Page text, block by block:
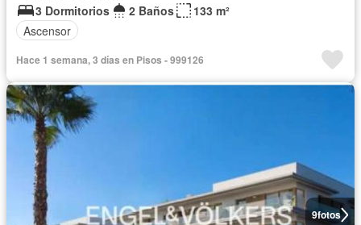
3 Dormitorios
2 Baños
133 m²
Ascensor
Hace 1 semana, 3 días en Pisos - 999126
9fotos